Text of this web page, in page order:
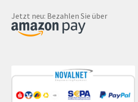
Jetzt neu: Bezahlen Sie über